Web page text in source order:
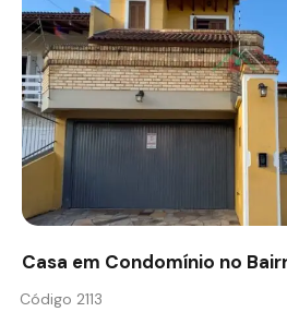
Casa em Condomínio no
Código 2113